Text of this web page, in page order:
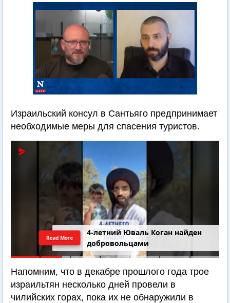
Израильский консул в Сантьяго предпринимает
необходимые меры для спасения туристов.
4-летний Юваль Коган найден
добровольцами
Read More
Напомним, что в декабре прошлого года трое
израильтян несколько дней провели в
чилийских горах, пока их не обнаружили в